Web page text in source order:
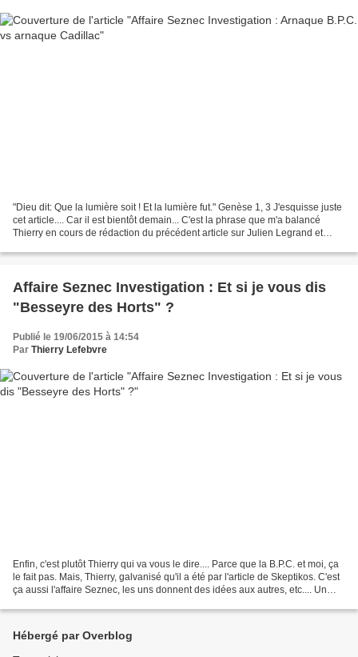
"Dieu dit: Que la lumière soit ! Et la lumière fut." Genèse 1, 3 J'esquisse juste
cet article.... Car il est bientôt demain... C'est la phrase que m'a balancé
Thierry en cours de rédaction du précédent article sur Julien Legrand et
Affaire Seznec Investigation : Et si je vous dis
"Besseyre des Horts" ?
Publié le 19/06/2015 à 14:54
Par Thierry Lefebvre
Enfin, c'est plutôt Thierry qui va vous le dire.... Parce que la B.P.C. et moi, ça
le fait pas. Mais, Thierry, galvanisé qu'il a été par l'article de Skeptikos. C'est
ça aussi l'affaire Seznec, les uns donnent des idées aux autres, etc.... Un
Hébergé par Overblog